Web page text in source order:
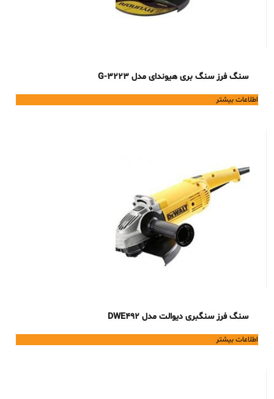
سنگ فرز سنگ بری هیوندای مدل 3223-G
اطلاعات بیشتر
سنگ فرز سنگبری دیوالت مدل DWE492
اطلاعات بیشتر